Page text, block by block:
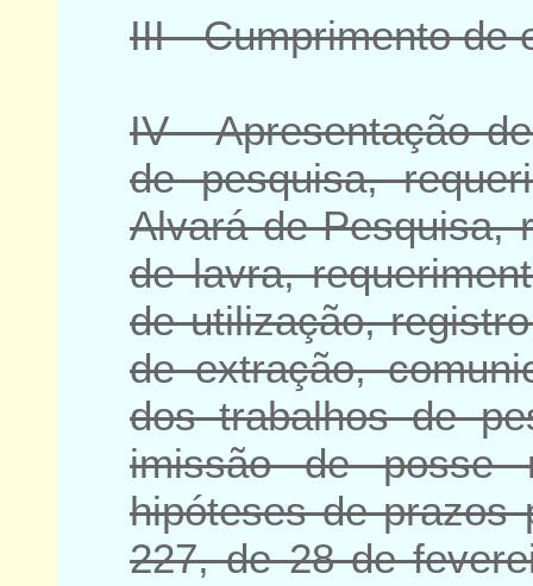
III - Cumprimento de
IV - Apresentação
de pesquisa,
Alvará de Pesquisa,
de lavra,
de utilização,
de extração,
dos trabalhos de
imissão de posse
hipóteses de
227, de 28 de